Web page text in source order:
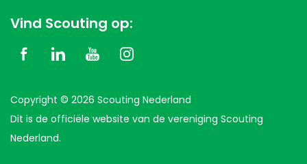
Vind Scouting op:
Copyright © 2026 Scouting Nederland
Dit is de officiële website van de vereniging Scouting
Nederland.